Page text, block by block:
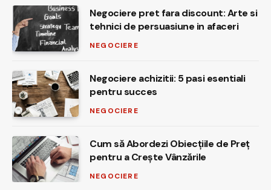
Negociere pret fara discount: Arte si
tehnici de persuasiune in afaceri
NEGOCIERE
Negociere achizitii: 5 pasi esentiali
pentru succes
NEGOCIERE
Cum să Abordezi Obiecțiile de Preț
pentru a Crește Vânzările
NEGOCIERE